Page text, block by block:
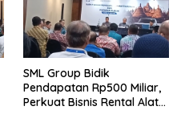
SML Group Bidik
Pendapatan Rp500 Miliar,
Perkuat Bisnis Rental Alat